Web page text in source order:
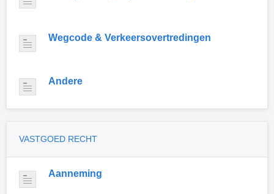
Wegcode & Verkeersovertredingen
Andere
VASTGOED RECHT
Aanneming